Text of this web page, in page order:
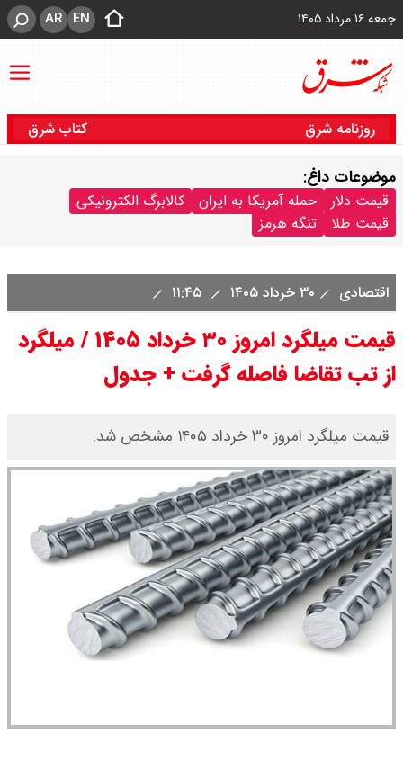
جمعه ۱۶ مرداد ۱۴۰۵ EN
AR
روزنامه شرق کتاب شرق
موضوعات داغ:
قیمت دلار حمله آمریکا به ایران
کالابرگ الکترونیکی
قیمت طلا
تنگه هرمز
اقتصادی ۳۰ خرداد ۱۴۰۵
قیمت میلگرد امروز ۳۰ خرداد ۱۴۰۵ / میلگرد
از تب تقاضا فاصله گرفت + جدول
​قیمت میلگرد امروز ۳۰ خرداد ۱۴۰۵ مشخص شد.